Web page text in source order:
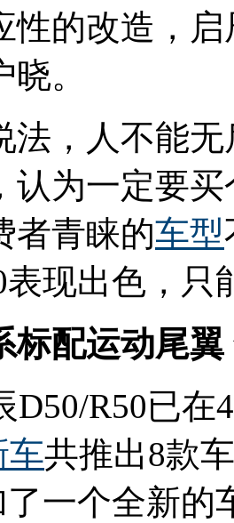
性的改造，
。
法，人不能
认为一定要
者青睐的车型
表现出色，只
标配运动尾
D50/R50已
车共推出8款
一个全新的